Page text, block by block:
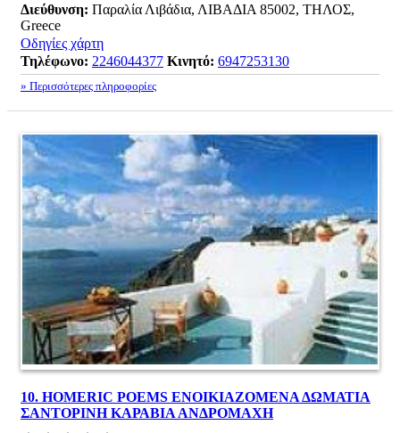
Διεύθυνση: Παραλία Λιβάδια, ΛΙΒΑΔΙΑ 85002, ΤΗΛΟΣ,
Greece
Οδηγίες χάρτη
Τηλέφωνο: 2246044377 Κινητό: 6947253130
» Περισσότερες πληροφορίες
10. HOMERIC POEMS ΕΝΟΙΚΙΑΖΟΜΕΝΑ ΔΩΜΑΤΙΑ
ΣΑΝΤΟΡΙΝΗ ΚΑΡΑΒΙΑ ΑΝΔΡΟΜΑΧΗ